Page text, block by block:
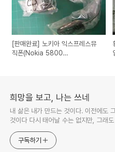
[판매완료] 노키아 익스프레스뮤
직폰(Nokia 5800
희망을 보고, 나는 쓰네
내 삶은 내가 만드는 것이다. 이전에도
것이다 다시 태어날 수는 없지만, 그래
구독하기